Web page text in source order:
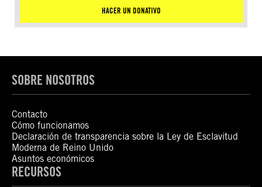
HACER UN DONATIVO
SOBRE NOSOTROS
Contacto
Cómo funcionamos
Declaración de transparencia sobre la Ley de Esclavitud
Moderna de Reino Unido
Asuntos económicos
RECURSOS